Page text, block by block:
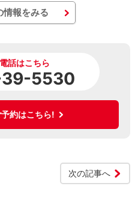
情報をみる
話はこちら
5530
約はこちら!
次の記事へ